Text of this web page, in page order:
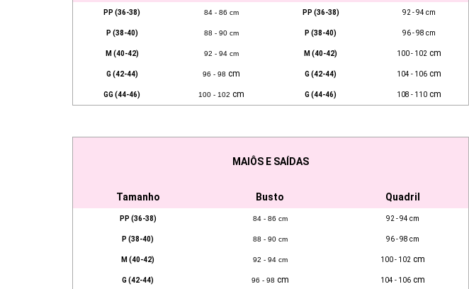
PP (36-38) 84 - 86 cm PP (36-38) 92 - 94 cm
P (38-40) 88 - 90 cm P (38-40) 96 - 98 cm
M (40-42) 92 - 94 cm M (40-42) 100 - 102cm
G (42-44) 96 - 98 cm G (42-44) 104 - 106cm
GG (44-46) 100 - 102 cm G (44-46) 108 - 110cm
MAIÔS E SAÍDAS
Tamanho Busto Quadril
PP (36-38) 84 - 86 cm 92 - 94 cm
P (38-40) 88 - 90 cm 96 - 98 cm
M (40-42) 92 - 94 cm 100 - 102 cm
G (42-44) 96 - 98 cm 104 - 106 cm